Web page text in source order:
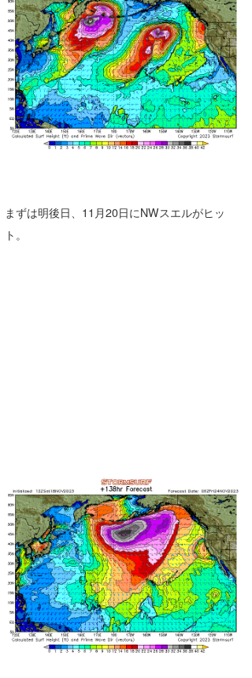
まずは明後日、11月20日にNWスエルがヒッ
ト。